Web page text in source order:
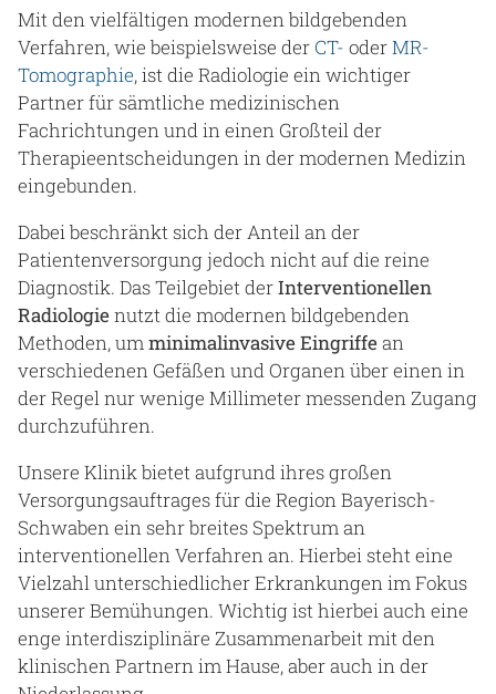
Beruf & Karriere
Notaufnahme
Mit den vielfältigen modernen bildgebenden
Verfahren, wie beispielsweise der CT- oderMR-
Tomographie, ist die Radiologie ein wichtiger
Partner für sämtliche medizinischen
Fachrichtungen und in einen Großteil der
Therapieentscheidungen in der modernen Medizin
eingebunden.
Dabei beschränkt sich der Anteil an der
Patientenversorgung jedoch nicht auf die reine
Diagnostik. Das Teilgebiet derInterventionellen
Radiologienutzt die modernen bildgebenden
Methoden, umminimalinvasive Eingriffean
verschiedenen Gefäßen und Organen über einen in
der Regel nur wenige Millimeter messenden Zugang
durchzuführen.
Unsere Klinik bietet aufgrund ihres großen
Versorgungsauftrages für die Region Bayerisch-
Schwaben ein sehr breites Spektrum an
interventionellen Verfahren an. Hierbei steht eine
Vielzahl unterschiedlicher Erkrankungen im Fokus
unserer Bemühungen. Wichtig ist hierbei auch eine
enge interdisziplinäre Zusammenarbeit mit den
klinischen Partnern im Hause, aber auch in der